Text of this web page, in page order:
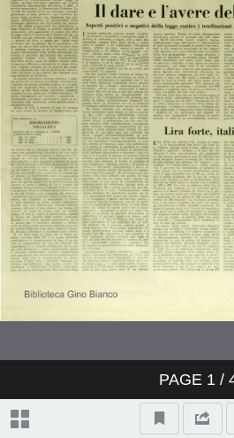
PAGE 1/